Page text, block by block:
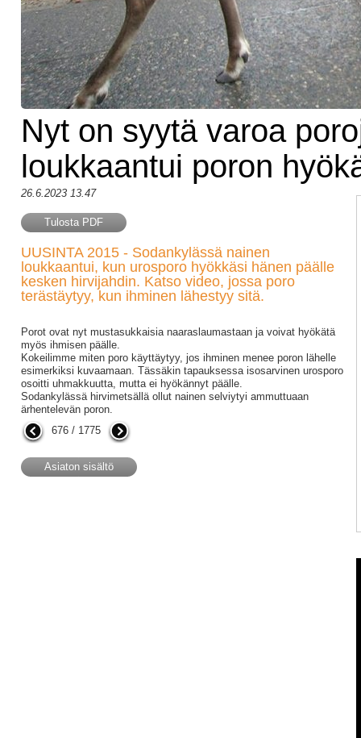
Nyt on syytä varoa
loukkaantui poron
26.6.2023 13.47
Tulosta PDF
UUSINTA 2015 - Sodankylässä nainen
loukkaantui, kun urosporo hyökkäsi hänen päälle
kesken hirvijahdin. Katso video, jossa poro
terästäytyy, kun ihminen lähestyy sitä.
Porot ovat nyt mustasukkaisia naaraslaumastaan ja voivat hyökätä
myös ihmisen päälle.
Kokeilimme miten poro käyttäytyy, jos ihminen menee poron lähelle
esimerkiksi kuvaamaan. Tässäkin tapauksessa isosarvinen urosporo
osoitti uhmakkuutta, mutta ei hyökännyt päälle.
Sodankylässä hirvimetsällä ollut nainen selviytyi ammuttuaan
ärhentelevän poron.
676 / 1775
Asiaton sisältö